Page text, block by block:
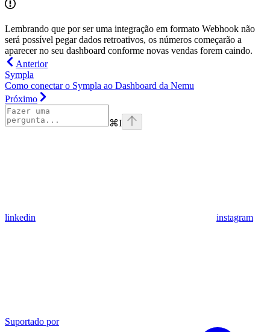
Lembrando que por ser uma integração em formato Webhook não
será possível pegar dados retroativos, os números começarão a
aparecer no seu dashboard conforme novas vendas forem caindo.
Anterior
Sympla
Como conectar o Sympla ao Dashboard da Nemu
Próximo
⌘I
linkedin instagram
Suportado por